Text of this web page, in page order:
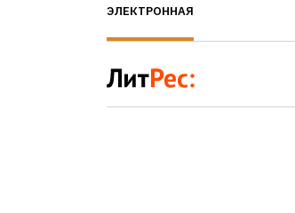
ЭЛЕКТРОННАЯ